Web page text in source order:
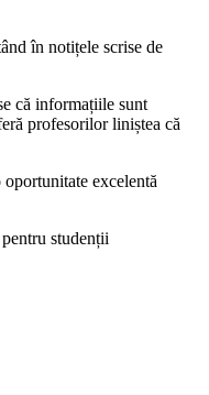
în notițele scrise de
că informațiile sunt
profesorilor liniștea că
excelentă
studenții